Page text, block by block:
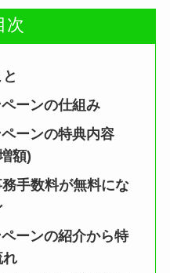
次
ーンの仕組み
ーンの特典内容
額)
務手数料が無料にな
ーンの紹介から特
れ